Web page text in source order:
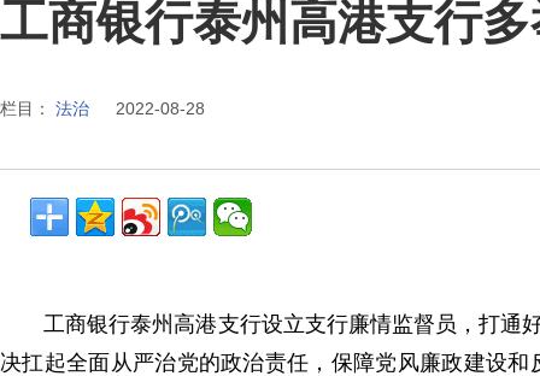
工商银行泰州高港支行
栏目： 法治 2022-08-28
工商银行泰州高港支行设立支行廉情监督员，打通
决扛起全面从严治党的政治责任，保障党风廉政建设